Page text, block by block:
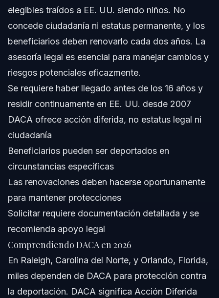
Preguntas Frecuentes
¿Se considera ilegal DACA?
estadounidense?
¿Los beneficiarios de DACA pueden ser deportados?
¿Cómo solicito o renuevo DACA en Raleigh, NC o
DACA?
¿Pueden los titulares de DACA viajar fuera de EE. UU.?
Fuentes y Referencias
elegibles traídos a EE. UU. siendo niños. No
concede ciudadanía ni estatus permanente, y los
beneficiarios deben renovarlo cada dos años. La
asesoría legal es esencial para manejar cambios y
riesgos potenciales eficazmente.
Se requiere haber llegado antes de los 16 años y
residir continuamente en EE. UU. desde 2007
DACA ofrece acción diferida, no estatus legal ni
ciudadanía
Beneficiarios pueden ser deportados en
circunstancias específicas
Las renovaciones deben hacerse oportunamente
para mantener protecciones
Solicitar requiere documentación detallada y se
recomienda apoyo legal
Comprendiendo DACA en 2026
En Raleigh, Carolina del Norte, y Orlando, Florida,
miles dependen de DACA para protección contra
la deportación. DACA significa Acción Diferida